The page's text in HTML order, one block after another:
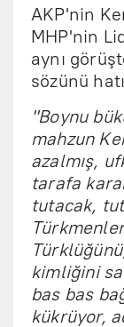
AKP'nin
MHP'nin
aynı
sözünü
"Boynu
mahzun
azalmış,
tarafa
tutacak,
kimliğini
bas bas
kükrüyor,